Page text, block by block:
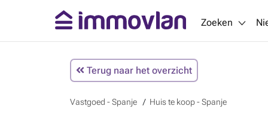
Zoeken
Terug naar het overzicht
Vastgoed - Spanje Huis te koop - Spanje